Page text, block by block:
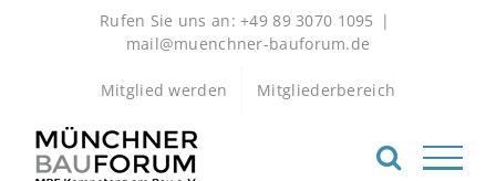
Rufen Sie uns an: +49 89 3070 1095 |
mail@muenchner-bauforum.de
Mitglied werden Mitgliederbereich